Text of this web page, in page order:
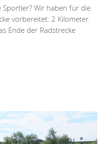
Sportler? Wir haben für die
vorbereitet: 2 Kilometer
Ende der Radstrecke